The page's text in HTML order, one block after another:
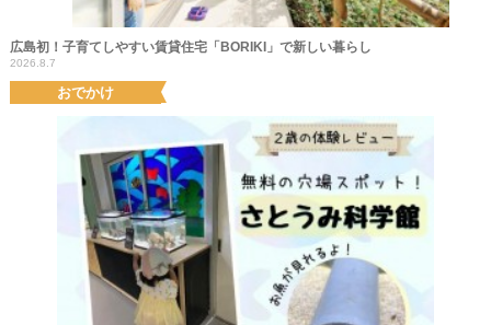
広島初！子育てしやすい賃貸住宅「BORIKI」で新しい暮らし
2026.8.7
おでかけ